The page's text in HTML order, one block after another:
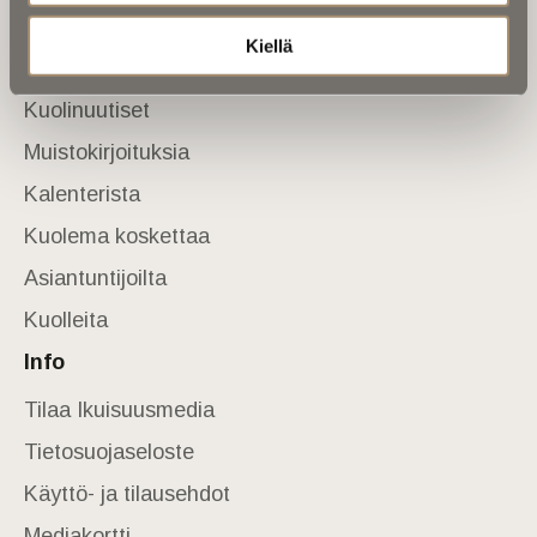
Kiellä
Sivusto
Etusivu
Kuolinuutiset
Muistokirjoituksia
Kalenterista
Kuolema koskettaa
Asiantuntijoilta
Kuolleita
Info
Tilaa Ikuisuusmedia
Tietosuojaseloste
Käyttö- ja tilausehdot